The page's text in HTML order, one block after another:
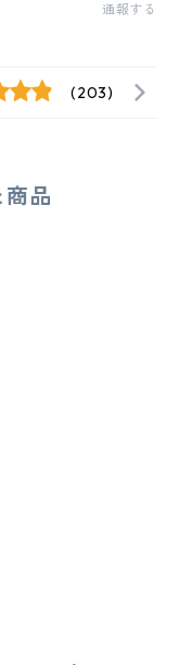
通報する
(203)
品